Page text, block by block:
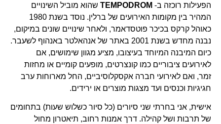
הפעילות רוכזה ב- TEMPODROM שהוא מוביל השינויים
המהיר בין מקומות האירועים של ברלין. נוסד בשנת 1980
כאוהל קרקס בכיכר פוטסדאמר, ולאחר שינויים שונים במיקום,
נבנה מחדש בשנת 2001 באתר של אנהאלטר באנהוף לשעבר.
כיום המיבנה המיוחד בעיצובו, מציע מגוון שימושים, אם
לאירועים ציבוריים כמו קונצרטים, מופעים קומיים או מחזות
זמר, ואם לאירועי חברה אקסקלוסיביים, החל מארוחות ערב
חגיגיות וכנסים ועד מצגות מוצרים או ירידים.
אישית, אני בחרתי שני סיורים (כל סיור כשלוש שעות) בתחומים
של תרבות ושל קהילה. דרך אמנות רחוב, תיאטרון מחול